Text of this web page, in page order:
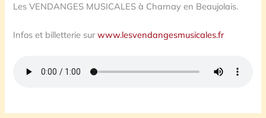
Les VENDANGES MUSICALES à Charnay en Beaujolais.
Infos et billetterie surwww.lesvendangesmusicales.fr